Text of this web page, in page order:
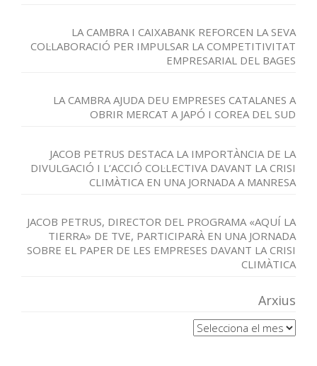
LA CAMBRA I CAIXABANK REFORCEN LA SEVA
COL·LABORACIÓ PER IMPULSAR LA COMPETITIVITAT
EMPRESARIAL DEL BAGES
LA CAMBRA AJUDA DEU EMPRESES CATALANES A
OBRIR MERCAT A JAPÓ I COREA DEL SUD
JACOB PETRUS DESTACA LA IMPORTÀNCIA DE LA
DIVULGACIÓ I L’ACCIÓ COL·LECTIVA DAVANT LA CRISI
CLIMÀTICA EN UNA JORNADA A MANRESA
JACOB PETRUS, DIRECTOR DEL PROGRAMA «AQUÍ LA
TIERRA» DE TVE, PARTICIPARÀ EN UNA JORNADA
SOBRE EL PAPER DE LES EMPRESES DAVANT LA CRISI
CLIMÀTICA
Arxius
Arxius